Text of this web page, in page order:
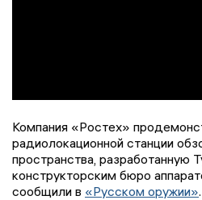
Компания «Ростех»
радиолокационной станции
пространства, разработанную
конструкторским бюро
сообщили в «Русском оружии».